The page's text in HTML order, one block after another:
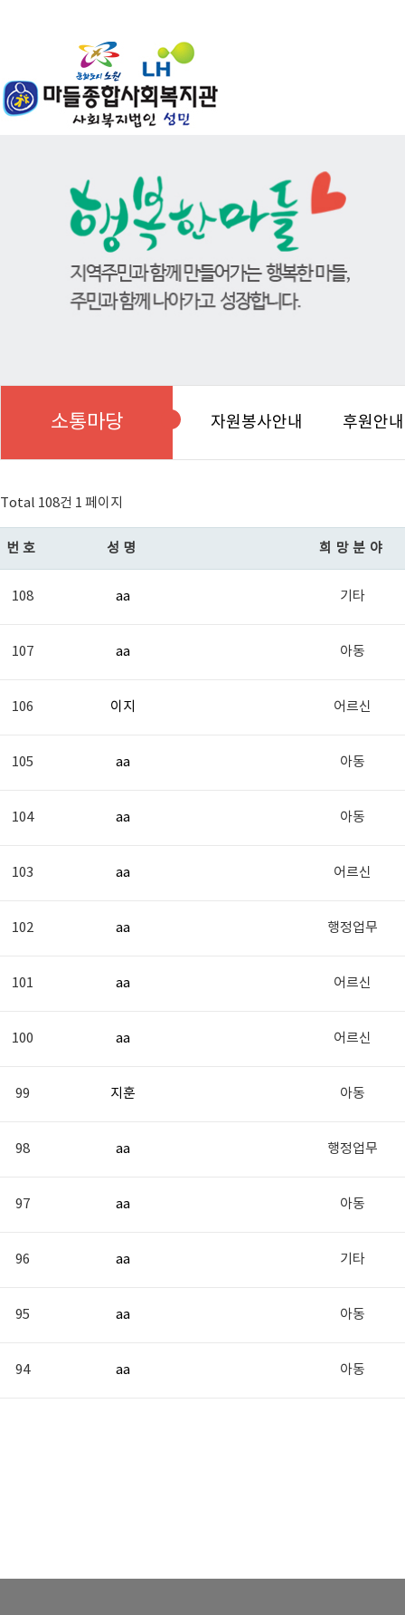
소통마당 자원봉사안내 후원안내
Total 108건 1 페이지
번호 성명 희망분야
108 aa 기타
107 aa 아동
106 이지 어르신
105 aa 아동
104 aa 아동
103 aa 어르신
102 aa 행정업무
101 aa 어르신
100 aa 어르신
99 지훈 아동
98 aa 행정업무
97 aa 아동
96 aa 기타
95 aa 아동
94 aa 아동